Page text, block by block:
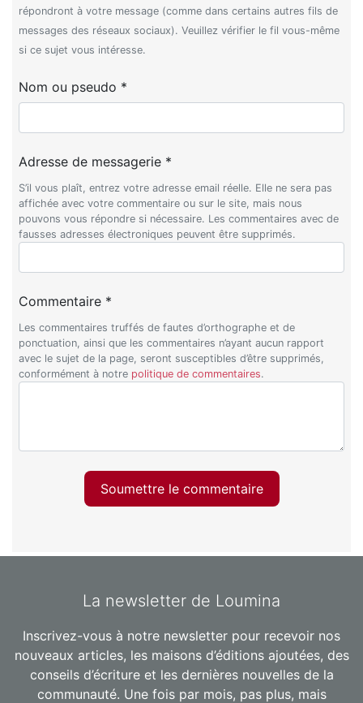
répondront à votre message (comme dans certains autres fils de
messages des réseaux sociaux). Veuillez vérifier le fil vous-même
si ce sujet vous intéresse.
Nom ou pseudo *
Adresse de messagerie *
S’il vous plaît, entrez votre adresse email réelle. Elle ne sera pas
affichée avec votre commentaire ou sur le site, mais nous
pouvons vous répondre si nécessaire. Les commentaires avec de
fausses adresses électroniques peuvent être supprimés.
Commentaire *
Les commentaires truffés de fautes d’orthographe et de
ponctuation, ainsi que les commentaires n’ayant aucun rapport
avec le sujet de la page, seront susceptibles d’être supprimés,
conformément à notre politique de commentaires.
Soumettre le commentaire
La newsletter de Loumina
Inscrivez-vous à notre newsletter pour recevoir nos
nouveaux articles, les maisons d’éditions ajoutées, des
conseils d’écriture et les dernières nouvelles de la
communauté. Une fois par mois, pas plus, mais